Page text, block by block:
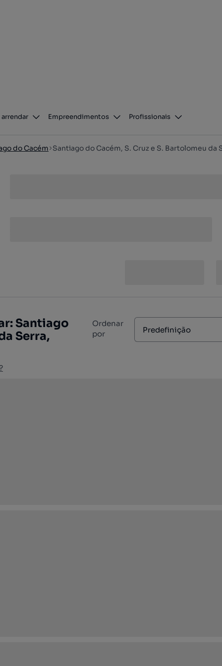
arrendar Empreendimentos Profissionais
do Cacém Santiago do Cacém, S. Cruz e S. Bartolomeu da
Santiago
Serra,
Ordenar
por
Predefinição